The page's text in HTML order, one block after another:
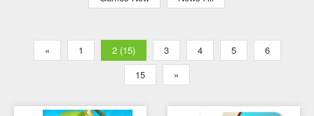
« 1 2 (15) 3 4 5
6
15
»